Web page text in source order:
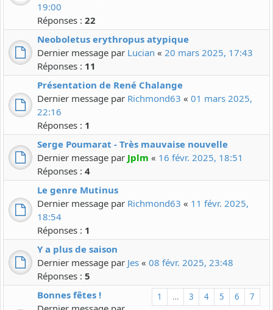
19:00
Réponses : 22
Neoboletus erythropus atypique
Dernier message par Lucian « 20 mars 2025, 17:43
Réponses : 11
Présentation de René Chalange
Dernier message par Richmond63 « 01 mars 2025,
22:16
Réponses : 1
Serge Poumarat - Très mauvaise nouvelle
Dernier message par Jplm « 16 févr. 2025, 18:51
Réponses : 4
Le genre Mutinus
Dernier message par Richmond63 « 11 févr. 2025,
18:54
Réponses : 1
Y a plus de saison
Dernier message par Jes « 08 févr. 2025, 23:48
Réponses : 5
1 … 3 4 5 6 7
Bonnes fêtes !